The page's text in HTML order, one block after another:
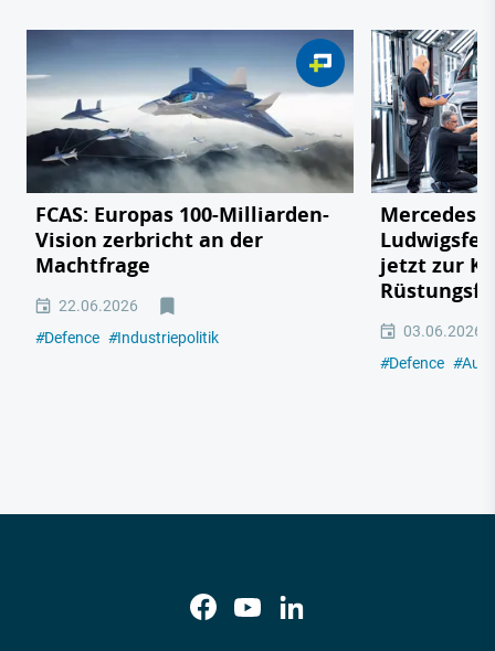
FCAS: Europas 100-Milliarden-
Vision zerbricht an der
Machtfrage
22.06.2026
#Defence #Industriepolitik
Mercedes
jetzt zur
03.06.2026
#Defence #